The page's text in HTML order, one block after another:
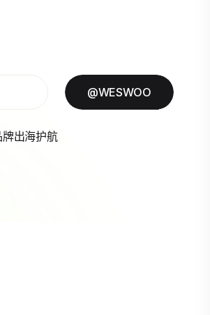
@WESWOO
出海护航